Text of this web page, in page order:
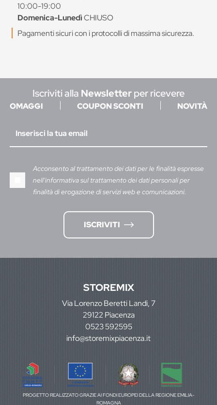
10:00-19:00
Domenica-LunedìCHIUSO
Pagamenti sicuri con i protocolli di massima sicurezza.
Iscriviti alla Newsletterper ricevere
OMAGGI COUPON SCONTI NOVITÀ
Acconsento al trattamento dei dati per le finalità espresse
nell'informativa sul trattamento dei dati personali per
finalità di erogazione di servizi web e comunicazioni.
ISCRIVITI
STOREMIX
Via Lorenzo Beretti Landi, 7
29122 Piacenza
0523 592595
info@storemixpiacenza.it
PROGETTO REALIZZATO GRAZIE AI FONDI EUROPEI DELLA REGIONE EMILIA-
ROMAGNA